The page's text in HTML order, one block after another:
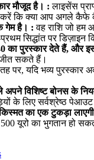
मौजूद है। : लाइसेंस
करें कि क्या आप अगले कैफे
गेम है। : वह राशि जो हम
सिद्धांत पर डिज़ाइन
का पुरस्कार देते हैं, और
सकते हैं।
पर, यदि भव्य पुरस्कार
विशिष्ट बोनस के
के लिए सर्वश्रेष्ठ
का एक टुकड़ा
यूरो का भुगतान हो